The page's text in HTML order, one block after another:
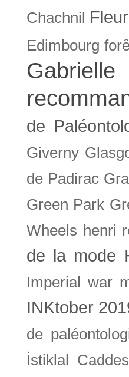
Chachnil
Edimbourg
de
Giverny
de Padirac
Green Park
Wheels henri
de la mode
Imperial war
INKtober
de
İstiklal